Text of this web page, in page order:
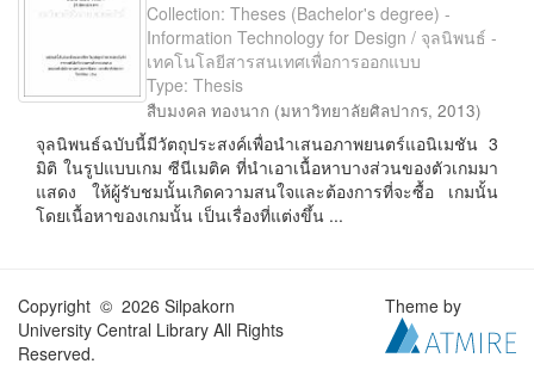
Collection: Theses (Bachelor's degree) -
Information Technology for Design / จุลนิพนธ์ -
เทคโนโลยีสารสนเทศเพื่อการออกแบบ
Type: Thesis
สืบมงคล ทองนาก (มหาวิทยาลัยศิลปากร, 2013)
จุลนิพนธ์ฉบับนี้มีวัตถุประสงค์เพื่อนำเสนอภาพยนตร์แอนิเมชัน 3
มิติ ในรูปแบบเกม ซีนีเมติค ที่นำเอาเนื้อหาบางส่วนของตัวเกมมา
แสดง ให้ผู้รับชมนั้นเกิดความสนใจและต้องการที่จะซื้อ เกมนั้น
โดยเนื้อหาของเกมนั้น เป็นเรื่องที่แต่งขึ้น ...
Copyright © 2026 Silpakorn
University Central Library All Rights
Reserved.
Theme by